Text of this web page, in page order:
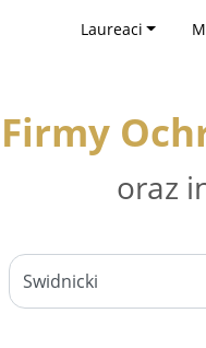
Laureaci
Firmy
oraz